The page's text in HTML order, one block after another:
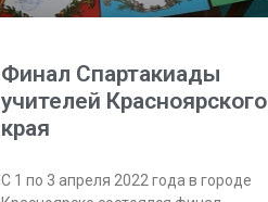
Финал Спартакиады
учителей Красноярского
края
С 1 по 3 апреля 2022 года в городе